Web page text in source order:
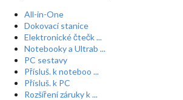
All-in-One
Dokovací stanice
Elektronické čtečk ...
Notebooky a Ultrab ...
PC sestavy
Přísluš. k noteboo ...
Přísluš. k PC
Rozšíření záruky k ...